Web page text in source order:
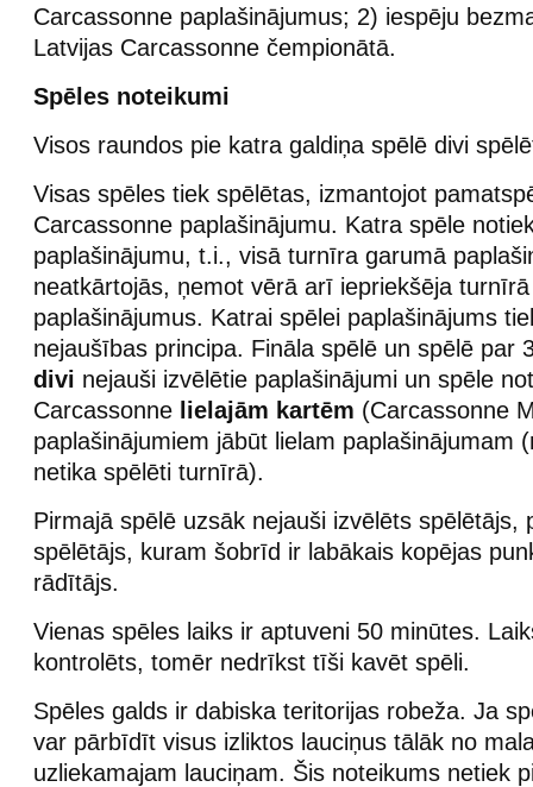
Carcassonne paplašinājumus; 2) iespēju
Latvijas Carcassonne čempionātā.
Spēles noteikumi
Visos raundos pie katra galdiņa spēlē divi
Visas spēles tiek spēlētas, izmantojot
Carcassonne paplašinājumu. Katra spēle
paplašinājumu, t.i., visā turnīra garumā
neatkārtojās, ņemot vērā arī iepriekšēja
paplašinājumus. Katrai spēlei paplašinājums
nejaušības principa. Fināla spēlē un spēlē par
divi nejauši izvēlētie paplašinājumi un spēle
Carcassonne lielajām kartēm (Carcassonne
paplašinājumiem jābūt lielam paplašinājumam
netika spēlēti turnīrā).
Pirmajā spēlē uzsāk nejauši izvēlēts spēlētājs,
spēlētājs, kuram šobrīd ir labākais kopējas
rādītājs.
Vienas spēles laiks ir aptuveni 50 minūtes.
kontrolēts, tomēr nedrīkst tīši kavēt spēli.
Spēles galds ir dabiska teritorijas robeža. Ja
var pārbīdīt visus izliktos lauciņus tālāk no
uzliekamajam lauciņam. Šis noteikums netiek